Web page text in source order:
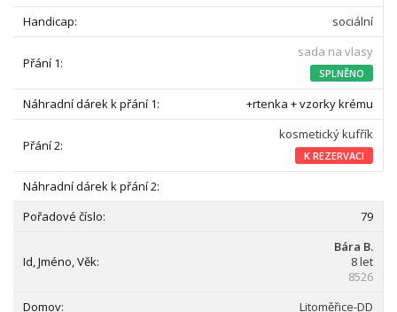
sociální
sada na vlasy
SPLNĚNO
+rtenka + vzorky krému
kosmetický kufřík
K REZERVACI
79
Bára B.
8 let
8526
Litoměřice-DD